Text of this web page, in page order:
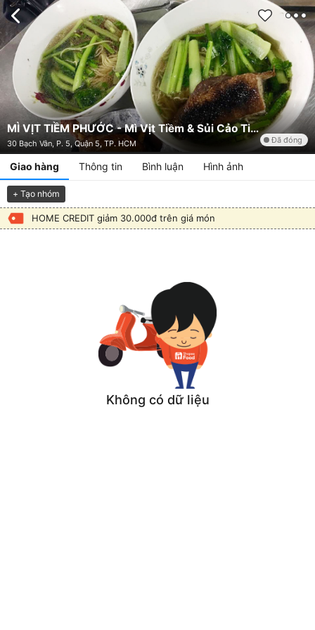
MÌ VỊT TIỀM PHƯỚC - Mì Vịt Tiềm & Sủi Cảo Tiềm - 30 Bạch Vân
30 Bạch Vân, P. 5, Quận 5, TP. HCM Đã đóng
Giao hàng Thông tin Bình luận Hình ảnh
+ Tạo nhóm
HOME CREDIT giảm 30.000đ trên giá món
Không có dữ liệu